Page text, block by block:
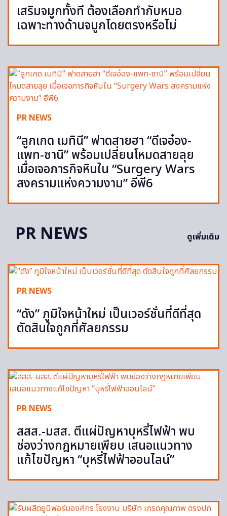
เสริมจมูกทั้งที ต้องเลือกทำกับหมอ
เฉพาะทางด้านจมูกโดยตรงหรือไม่
PR NEWS
“ลูกเกด เมทินี” ฟาดสายฮา “ดีเจอ๋อง-
แพท-ซานิ” พร้อมเปลี่ยนโหมดสายลุย
เมื่อเจอภารกิจหินใน “Surgery Wars
สงครามแห่งความงาม” อีพี6
PR NEWS ดูเพิ่มเติม
PR NEWS
“ดัง” ภูมิใจหน้าใหม่ เป็นเวอร์ชั่นที่ดีที่สุด
ตัดสินใจถูกที่ศัลยกรรม
PR NEWS
สสส.-มสส. ตีแผ่ปัญหาบุหรี่ไฟฟ้า พบ
ช่องว่างกฎหมายเพียบ เสนอแนวทาง
แก้ไขปัญหา “บุหรี่ไฟฟ้าออนไลน์”